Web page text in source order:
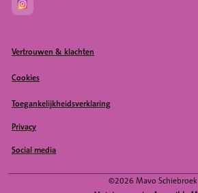
Vertrouwen & klachten
Cookies
Toegankelijkheidsverklaring
Privacy
Social media
©2026 Mavo Schiebroek